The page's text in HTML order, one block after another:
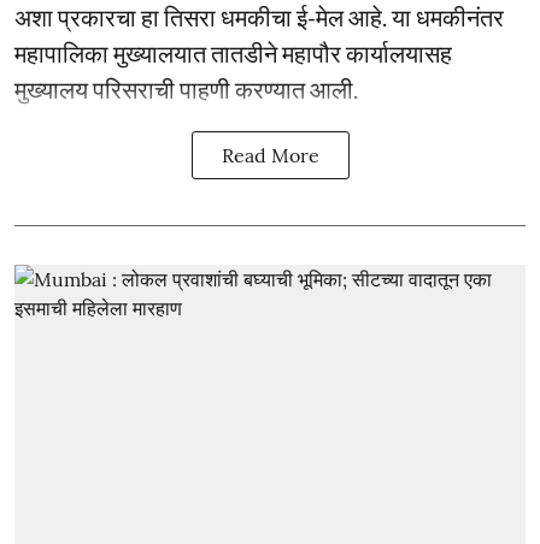
अशा प्रकारचा हा तिसरा धमकीचा ई-मेल आहे. या धमकीनंतर
महापालिका मुख्यालयात तातडीने महापौर कार्यालयासह
मुख्यालय परिसराची पाहणी करण्यात आली.
Read More